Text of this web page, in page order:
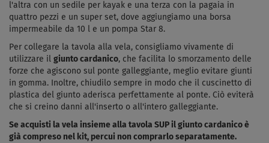
l'altra con un sedile per kayak e una terza con la pagaia in
quattro pezzi e un super set, dove aggiungiamo una borsa
impermeabile da 10 l e un pompa Star 8.
Per collegare la tavola alla vela, consigliamo vivamente di
utilizzare il giunto cardanico, che facilita lo smorzamento delle
forze che agiscono sul ponte galleggiante, meglio evitare giunti
in gomma. Inoltre, chiudilo sempre in modo che il cuscinetto di
plastica del giunto aderisca perfettamente al ponte. Ciò eviterà
che si creino danni all'inserto o all'intero galleggiante.
Se acquisti la vela insieme alla tavola SUP il giunto cardanico è
già compreso nel kit, percui non comprarlo separatamente.